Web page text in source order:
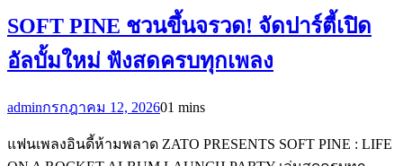
SOFT PINE ชวนขึ้นจรวด! จัดปาร์ตี้เปิด
อัลบั้มใหม่ ฟังสดครบทุกเพลง
adminกรกฎาคม 12, 202601 mins
แฟนเพลงอินดี้ห้ามพลาด ZATO PRESENTS SOFT PINE : LIFE